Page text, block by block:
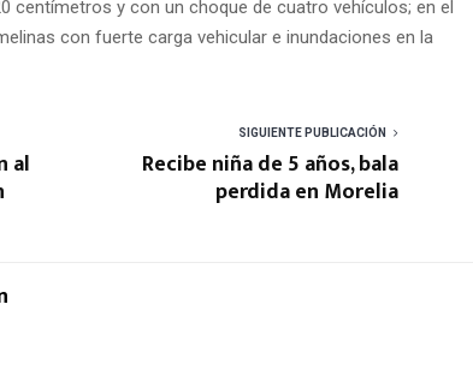
centímetros y con un choque de cuatro vehículos; en el
con fuerte carga vehicular e inundaciones en la
al
SIGUIENTE PUBLICACIÓN
Recibe niña de 5 años, bala
perdida en Morelia